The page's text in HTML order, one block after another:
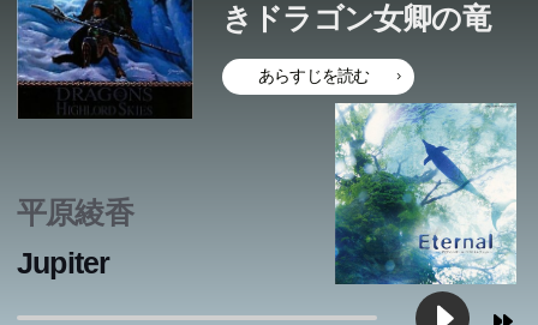
きドラゴン女卿の竜
あらすじを読む
平原綾香
Jupiter